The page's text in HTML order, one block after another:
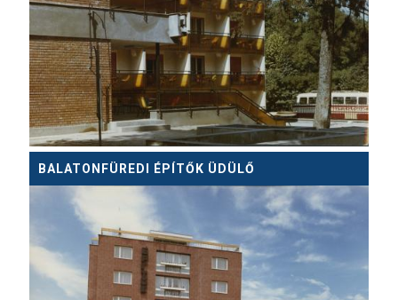
BALATONFÜREDI ÉPÍTŐK ÜDÜLŐ